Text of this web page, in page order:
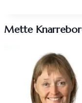
Mette